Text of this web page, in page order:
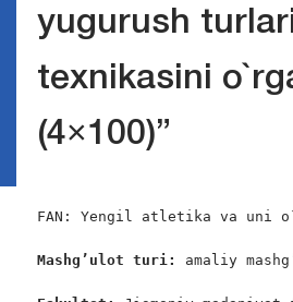
yugurush
texnikasini
(4×100)”
FAN: Yengil atletika va uni
Mashg’ulot turi: amaliy